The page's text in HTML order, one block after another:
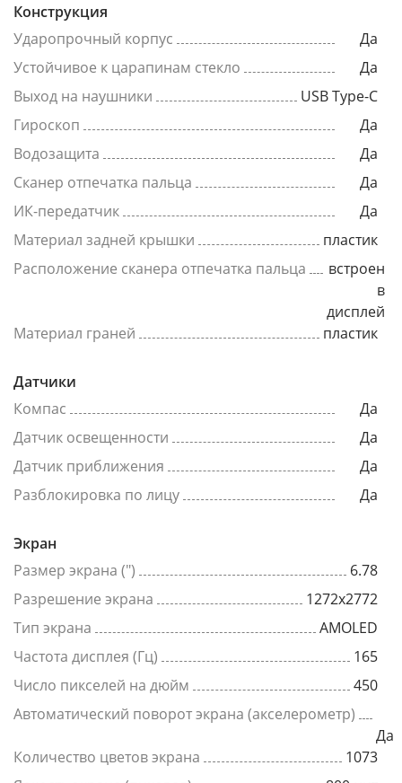
Конструкция
Ударопрочный корпус
Да
Устойчивое к царапинам стекло
Да
Выход на наушники
USB Type-C
Гироскоп
Да
Водозащита
Да
Сканер отпечатка пальца
Да
ИК-передатчик
Да
Материал задней крышки
пластик
Расположение сканера отпечатка пальца
встроен
в
дисплей
Материал граней
пластик
Датчики
Компас
Да
Датчик освещенности
Да
Датчик приближения
Да
Разблокировка по лицу
Да
Экран
Размер экрана (")
6.78
Разрешение экрана
1272x2772
Тип экрана
AMOLED
Частота дисплея (Гц)
165
Число пикселей на дюйм
450
Автоматический поворот экрана (акселерометр)
Да
Количество цветов экрана
1073